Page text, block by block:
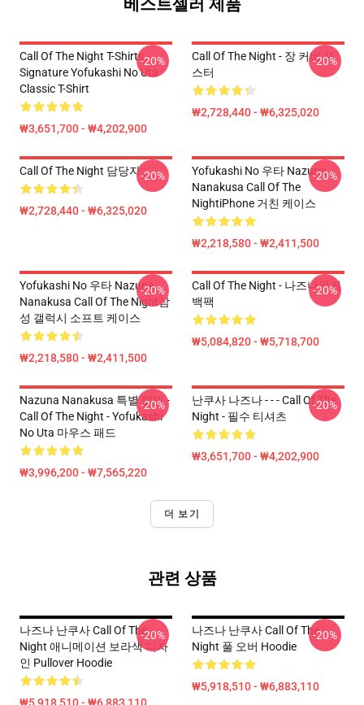
베스트셀러 제품
Call Of The Night T-Shirts -
Signature Yofukashi No Uta
Classic T-Shirt
₩3,651,700 - ₩4,202,900
-20%
Call Of The Night - 장 커버 포
스터
₩2,728,440 - ₩6,325,020
-20%
Call Of The Night 담당자 :
₩2,728,440 - ₩6,325,020
-20%
Yofukashi No 우타 Nazuna
Nanakusa Call Of The
NightiPhone 거친 케이스
₩2,218,580 - ₩2,411,500
-20%
Yofukashi No 우타 Nazuna
Nanakusa Call Of The Night삼
성 갤럭시 소프트 케이스
₩2,218,580 - ₩2,411,500
-20%
Call Of The Night - 나즈나워커
백팩
₩5,084,820 - ₩5,718,700
-20%
Nazuna Nanakusa 특별 할인 -
Call Of The Night - Yofukashi
No Uta 마우스 패드
₩3,996,200 - ₩7,565,220
-20%
난쿠사 나즈나 - - - Call Of The
Night - 필수 티셔츠
₩3,651,700 - ₩4,202,900
-20%
더 보기
관련 상품
나즈나 난쿠사 Call Of The
Night 애니메이션 보라색 디자
인 Pullover Hoodie
-20%
나즈나 난쿠사 Call Of The
Night 풀 오버 Hoodie
₩5,918,510 - ₩6,883,110
-20%